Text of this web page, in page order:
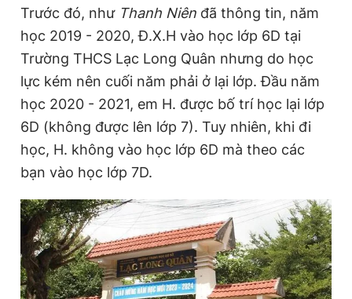
Hotline
0906 645 777
Liên hệ quảng cáo
0908 780 404
Đặt báo Quảng cáo RSS Tòa soạn Chính sách bảo
Tổng biên tập: Nguyễn Ngọc Toàn
Phó tổng biên tập thường trực: Hải Thành
Phó tổng biên tập: Lâm Hiếu Dũng
Phó tổng biên tập: Trần Việt Hưng
Tổng thư ký tòa soạn: Đức Trung
Giấy phép xuất bản số 110/GP - BTTTT cấp ngày 24.3.2020
© 2003-2026 Bản quyền thuộc về Báo Thanh Niên. Cấm sao
chép dưới mọi hình thức nếu không có sự chấp thuận bằng văn
bản. Phát triển bởi ePi Technologies, JSC.
Trước đó, như Thanh Niên đã thông tin, năm
học 2019 - 2020, Đ.X.H vào học lớp 6D tại
Trường THCS Lạc Long Quân nhưng do học
lực kém nên cuối năm phải ở lại lớp. Đầu năm
học 2020 - 2021, em H. được bố trí học lại lớp
6D (không được lên lớp 7). Tuy nhiên, khi đi
học, H. không vào học lớp 6D mà theo các
bạn vào học lớp 7D.